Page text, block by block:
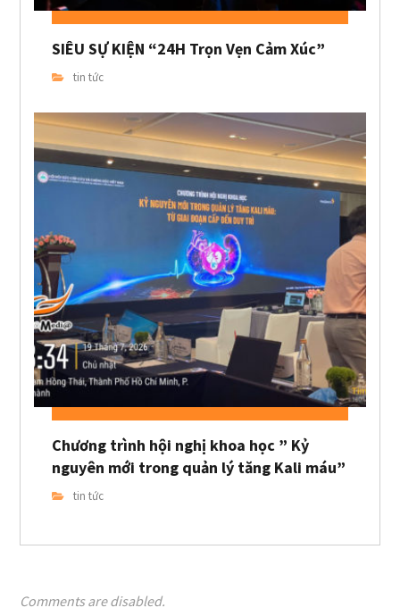
SIÊU SỰ KIỆN “24H Trọn Vẹn Cảm Xúc”
tin tức
Chương trình hội nghị khoa học ” Kỷ
nguyên mới trong quản lý tăng Kali máu”
tin tức
Comments are disabled.